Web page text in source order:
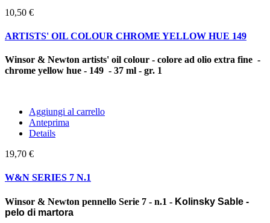
10,50 €
ARTISTS' OIL COLOUR CHROME YELLOW HUE 149
Winsor & Newton artists' oil colour - colore ad olio extra fine -
chrome yellow hue - 149 - 37 ml - gr. 1
Aggiungi al carrello
Anteprima
Details
19,70 €
W&N SERIES 7 N.1
Winsor & Newton pennello Serie 7 - n.1 - Kolinsky Sable -
pelo di martora